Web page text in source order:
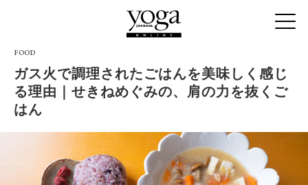
FOOD
ガス火で調理されたごはんを美味しく感じ
る理由｜せきねめぐみの、肩の力を抜くご
はん